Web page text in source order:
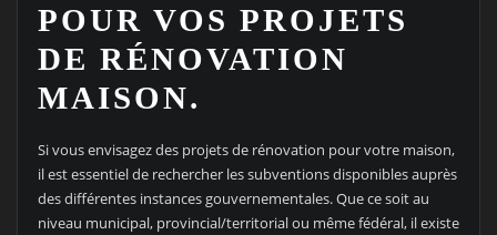
POUR VOS PROJETS
DE RÉNOVATION
MAISON.
Si vous envisagez des projets de rénovation pour votre maison,
il est essentiel de rechercher les subventions disponibles auprès
des différentes instances gouvernementales. Que ce soit au
niveau municipal, provincial/territorial ou même fédéral, il existe